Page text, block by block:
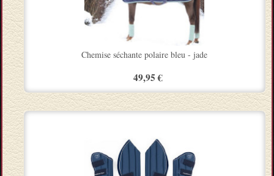
Chemise séchante polaire bleu - jade
49,95 €